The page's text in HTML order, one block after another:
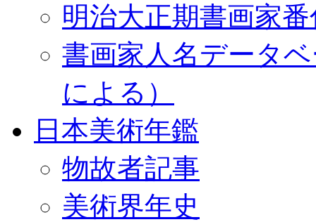
明治大正期書画家
書画家人名データ
による）
日本美術年鑑
物故者記事
美術界年史